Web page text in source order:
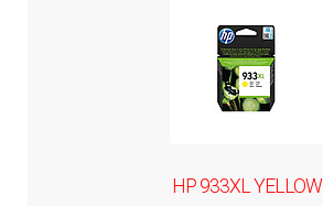
HP 933XL YELLOW